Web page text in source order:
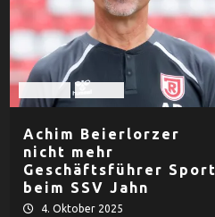
Achim Beierlorzer
nicht mehr
Geschäftsführer Sport
beim SSV Jahn
4. Oktober 2025